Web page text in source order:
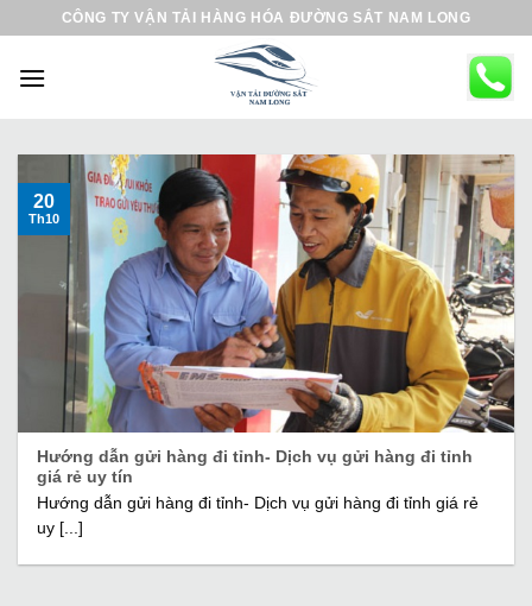
CÔNG TY VẬN TẢI HÀNG HÓA ĐƯỜNG SẮT NAM LONG
Hướng dẫn gửi hàng đi tỉnh- Dịch vụ gửi hàng đi tỉnh
giá rẻ uy tín
Hướng dẫn gửi hàng đi tỉnh- Dịch vụ gửi hàng đi tỉnh giá rẻ
uy [...]
20
Th10